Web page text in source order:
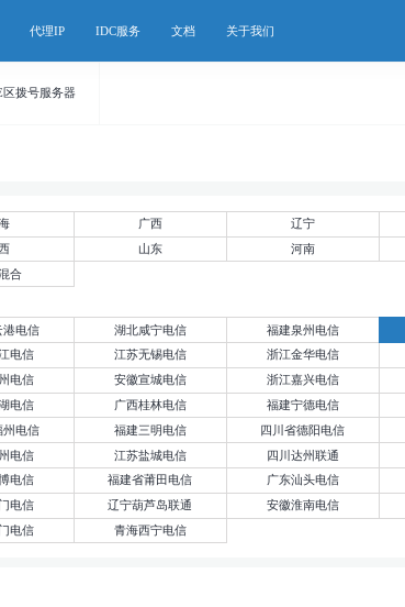
代理IP IDC服务 文档 关于我们
区拨号服务器
广西
辽宁
山东
河南
合
港电信 湖北咸宁电信
福建泉州电信
电信 江苏无锡电信
浙江金华电信
电信 安徽宣城电信
浙江嘉兴电信
电信 广西桂林电信
福建宁德电信
州电信 福建三明电信
四川省德阳电信
电信 江苏盐城电信
四川达州联通
电信 福建省莆田电信
广东汕头电信
电信 辽宁葫芦岛联通
安徽淮南电信
电信 青海西宁电信